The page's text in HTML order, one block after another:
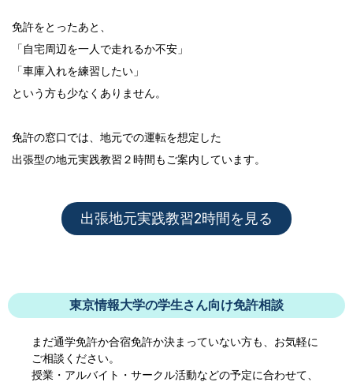
免許をとったあと、
「自宅周辺を一人で走れるか不安」
「車庫入れを練習したい」
という方も少なくありません。
免許の窓口では、地元での運転を想定した
出張型の地元実践教習２時間 もご案内しています。
出張地元実践教習2時間を見る
東京情報大学の学生さん向け免許相談
まだ通学免許か合宿免許か決まっていない方も、お気軽に
ご相談ください。
授業・アルバイト・サークル活動などの予定に合わせて、